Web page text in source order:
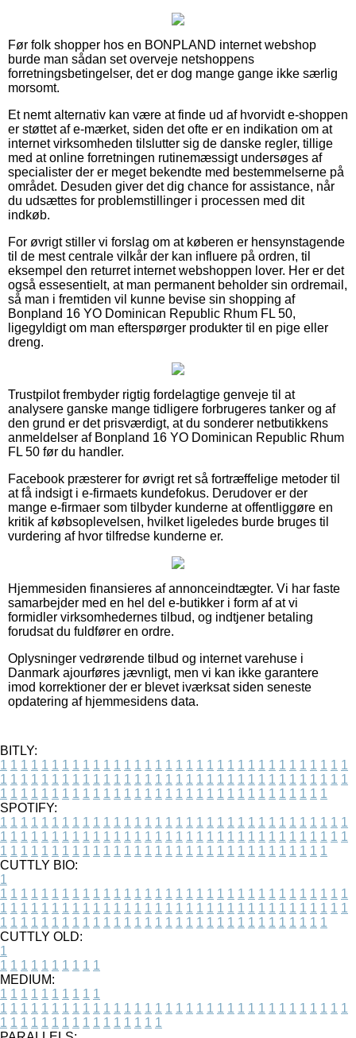
Før folk shopper hos en BONPLAND internet webshop
burde man sådan set overveje netshoppens
forretningsbetingelser, det er dog mange gange ikke særlig
morsomt.
Et nemt alternativ kan være at finde ud af hvorvidt e-shoppen
er støttet af e-mærket, siden det ofte er en indikation om at
internet virksomheden tilslutter sig de danske regler, tillige
med at online forretningen rutinemæssigt undersøges af
specialister der er meget bekendte med bestemmelserne på
området. Desuden giver det dig chance for assistance, når
du udsættes for problemstillinger i processen med dit
indkøb.
For øvrigt stiller vi forslag om at køberen er hensynstagende
til de mest centrale vilkår der kan influere på ordren, til
eksempel den returret internet webshoppen lover. Her er det
også essesentielt, at man permanent beholder sin ordremail,
så man i fremtiden vil kunne bevise sin shopping af
Bonpland 16 YO Dominican Republic Rhum FL 50,
ligegyldigt om man efterspørger produkter til en pige eller
dreng.
Trustpilot frembyder rigtig fordelagtige genveje til at
analysere ganske mange tidligere forbrugeres tanker og af
den grund er det prisværdigt, at du sonderer netbutikkens
anmeldelser af Bonpland 16 YO Dominican Republic Rhum
FL 50 før du handler.
Facebook præsterer for øvrigt ret så fortræffelige metoder til
at få indsigt i e-firmaets kundefokus. Derudover er der
mange e-firmaer som tilbyder kunderne at offentliggøre en
kritik af købsoplevelsen, hvilket ligeledes burde bruges til
vurdering af hvor tilfredse kunderne er.
Hjemmesiden finansieres af annonceindtægter. Vi har faste
samarbejder med en hel del e-butikker i form af at vi
formidler virksomhedernes tilbud, og indtjener betaling
forudsat du fuldfører en ordre.
Oplysninger vedrørende tilbud og internet varehuse i
Danmark ajourføres jævnligt, men vi kan ikke garantere
imod korrektioner der er blevet iværksat siden seneste
opdatering af hjemmesidens data.
BITLY:
1 1 1 1 1 1 1 1 1 1 1 1 1 1 1 1 1 1 1 1 1 1 1 1 1 1 1 1 1 1 1 1 1 1
1 1 1 1 1 1 1 1 1 1 1 1 1 1 1 1 1 1 1 1 1 1 1 1 1 1 1 1 1 1 1 1 1 1
1 1 1 1 1 1 1 1 1 1 1 1 1 1 1 1 1 1 1 1 1 1 1 1 1 1 1 1 1 1 1 1
SPOTIFY:
1 1 1 1 1 1 1 1 1 1 1 1 1 1 1 1 1 1 1 1 1 1 1 1 1 1 1 1 1 1 1 1 1 1
1 1 1 1 1 1 1 1 1 1 1 1 1 1 1 1 1 1 1 1 1 1 1 1 1 1 1 1 1 1 1 1 1 1
1 1 1 1 1 1 1 1 1 1 1 1 1 1 1 1 1 1 1 1 1 1 1 1 1 1 1 1 1 1 1 1
CUTTLY BIO:
1
1 1 1 1 1 1 1 1 1 1 1 1 1 1 1 1 1 1 1 1 1 1 1 1 1 1 1 1 1 1 1 1 1 1
1 1 1 1 1 1 1 1 1 1 1 1 1 1 1 1 1 1 1 1 1 1 1 1 1 1 1 1 1 1 1 1 1 1
1 1 1 1 1 1 1 1 1 1 1 1 1 1 1 1 1 1 1 1 1 1 1 1 1 1 1 1 1 1 1 1
CUTTLY OLD:
1
1 1 1 1 1 1 1 1 1 1
MEDIUM:
1 1 1 1 1 1 1 1 1 1
1 1 1 1 1 1 1 1 1 1 1 1 1 1 1 1 1 1 1 1 1 1 1 1 1 1 1 1 1 1 1 1 1 1
1 1 1 1 1 1 1 1 1 1 1 1 1 1 1 1